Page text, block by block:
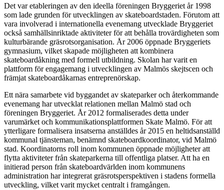
Det var etableringen av den ideella föreningen Bryggeriet år 1998
som lade grunden för utvecklingen av skateboardstaden. Förutom att
vara involverad i internationella evenemang utvecklade Bryggeriet
också samhällsinriktade aktiviteter för att behålla trovärdigheten som
kulturbärande gräsrotsorganisation. År 2006 öppnade Bryggeriets
gymnasium, vilket skapade möjligheten att kombinera
skateboardåkning med formell utbildning. Skolan har varit en
plattform för engagemang i utvecklingen av Malmös skejtscen och
främjat skateboardåkarnas entreprenörskap.
Ett nära samarbete vid byggandet av skateparker och återkommande
evenemang har utvecklat relationen mellan Malmö stad och
föreningen Bryggeriet. År 2012 formaliserades detta under
varumärket och kommunikationsplattformen Skate Malmö. För att
ytterligare formalisera insatserna anställdes år 2015 en heltidsanställd
kommunal tjänsteman, benämnd skateboardkoordinator, vid Malmö
stad. Koordinatorns roll inom kommunen öppnade möjligheter att
flytta aktiviteter från skateparkerna till offentliga platser. Att ha en
initierad person från skateboardvärlden inom kommunens
administration har integrerat gräsrotsperspektiven i stadens formella
utveckling, vilket varit mycket centralt i framgången.